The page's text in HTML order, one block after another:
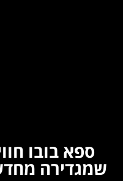
ספא בובו
שמגדירה